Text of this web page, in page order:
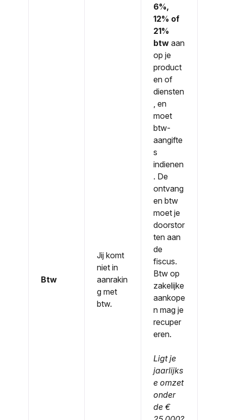
Btw
Jij komt
niet in
aanrakin
g met
btw.
6%,
12% of
21%
btw aan
op je
product
en of
diensten
, en
moet
btw-
aangifte
s
indienen
. De
ontvang
en btw
moet je
doorstor
ten aan
de
fiscus.
Btw op
zakelijke
aankope
n mag je
recuper
eren.
Ligt je
jaarlijks
e omzet
onder
de €